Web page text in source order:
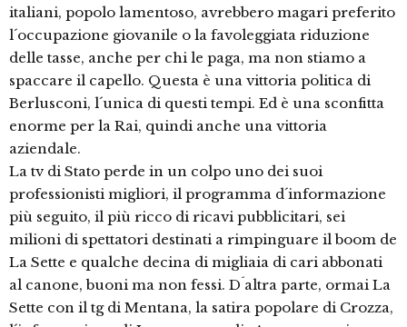
italiani, popolo lamentoso, avrebbero magari preferito
l´occupazione giovanile o la favoleggiata riduzione
delle tasse, anche per chi le paga, ma non stiamo a
spaccare il capello. Questa è una vittoria politica di
Berlusconi, l´unica di questi tempi. Ed è una sconfitta
enorme per la Rai, quindi anche una vittoria
aziendale.
La tv di Stato perde in un colpo uno dei suoi
professionisti migliori, il programma d´informazione
più seguito, il più ricco di ricavi pubblicitari, sei
milioni di spettatori destinati a rimpinguare il boom de
La Sette e qualche decina di migliaia di cari abbonati
al canone, buoni ma non fessi. D´altra parte, ormai La
Sette con il tg di Mentana, la satira popolare di Crozza,